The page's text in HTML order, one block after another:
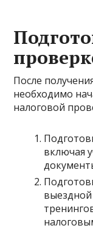
После
необходимо
налоговой
включая